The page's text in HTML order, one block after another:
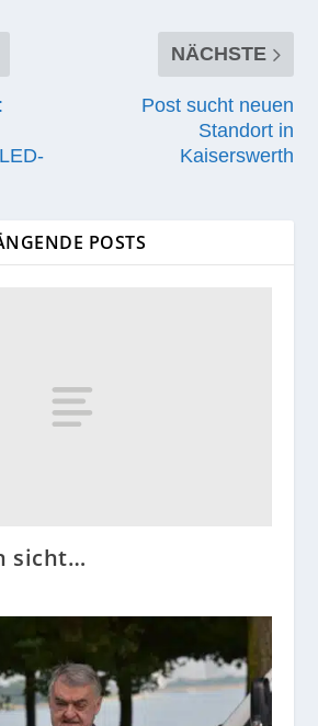
NÄCHSTE
Post sucht neuen
Standort in
Kaiserswerth
POSTS
sicht…